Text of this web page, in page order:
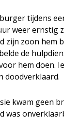
tijdens
weer ernstig
zijn zoon hem
de
hem doen.
doodverklaard.
kwam geen
was